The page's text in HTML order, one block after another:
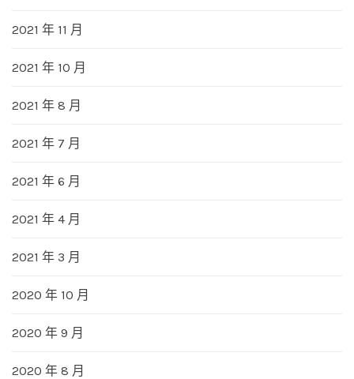
2021 年 11 月
2021 年 10 月
2021 年 8 月
2021 年 7 月
2021 年 6 月
2021 年 4 月
2021 年 3 月
2020 年 10 月
2020 年 9 月
2020 年 8 月